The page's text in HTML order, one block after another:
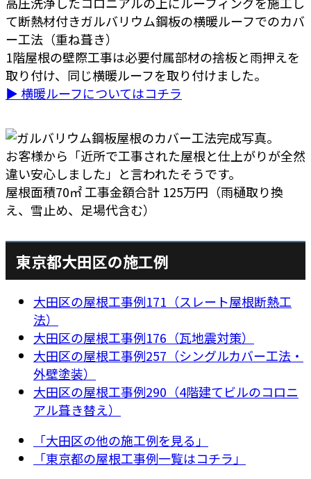
て断熱材付きガルバリウム鋼板の横暖ルーフでのカバ
ー工法（重ね葺き）
1階屋根の壁際工事は必要付属部材の捨板と雨押えを
取り付け、同じ横暖ルーフを取り付けました。
▶ 横暖ルーフについてはコチラ
お客様から「近所で工事された屋根と仕上がりが全然
違い安心しました」と言われたそうです。
屋根面積70㎡ 工事金額合計 125万円（雨樋取り換
え、雪止め、足場代含む）
東京都大田区の施工例
大田区の屋根工事例171（スレート屋根断熱工
法）
大田区の屋根工事例176（瓦地震対策）
大田区の屋根工事例257（シングルカバー工法・
外壁塗装）
大田区の屋根工事例290（4階建てビルのコロニ
アル葺き替え）
「大田区の他の施工例を見る」
「東京都の屋根工事例一覧はコチラ」